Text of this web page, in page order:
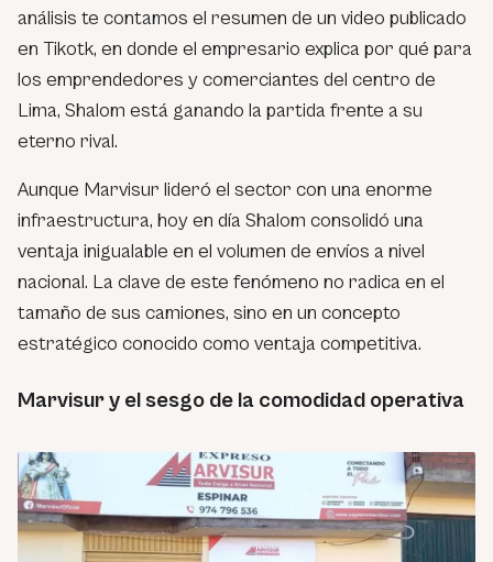
análisis te contamos el resumen de un video publicado
en Tikotk, en donde el empresario explica por qué para
los emprendedores y comerciantes del centro de
Lima, Shalom está ganando la partida frente a su
eterno rival.
Aunque Marvisur lideró el sector con una enorme
infraestructura, hoy en día Shalom consolidó una
ventaja inigualable en el volumen de envíos a nivel
nacional. La clave de este fenómeno no radica en el
tamaño de sus camiones, sino en un concepto
estratégico conocido como ventaja competitiva.
Marvisur y el sesgo de la comodidad operativa